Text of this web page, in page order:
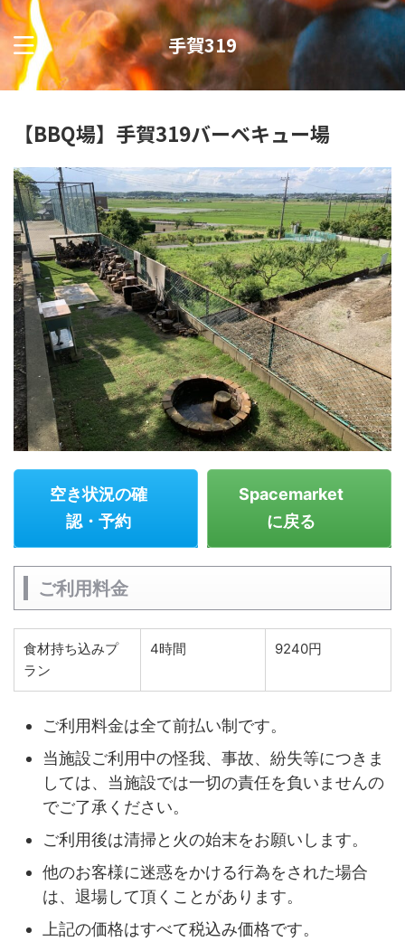
手賀319
【BBQ場】手賀319バーベキュー場
空き状況の確
認・予約
Spacemarket
に戻る
ご利用料金
食材持ち込みプ
ラン
4時間 9240円
ご利用料金は全て前払い制です。
当施設ご利用中の怪我、事故、紛失等につきま
しては、当施設では一切の責任を負いませんの
でご了承ください。
ご利用後は清掃と火の始末をお願いします。
他のお客様に迷惑をかける行為をされた場合
は、退場して頂くことがあります。
上記の価格はすべて税込み価格です。